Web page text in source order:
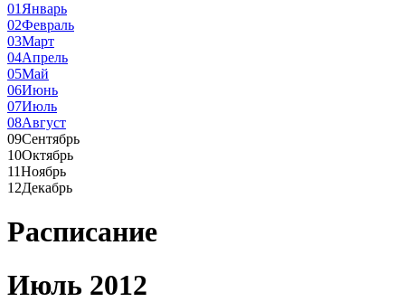
01 Январь
02Февраль
03Март
04Апрель
05Май
06Июнь
07Июль
08Август
09Сентябрь
10Октябрь
11Ноябрь
12Декабрь
Расписание
Июль 2012